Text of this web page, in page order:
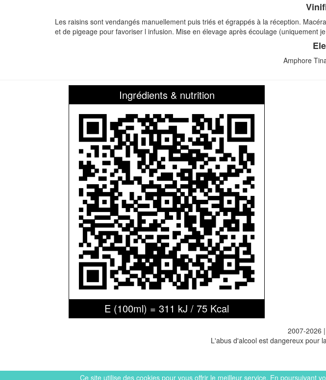
Les raisins sont vendangés manuellement puis triés et égrappés à la réception.
et de pigeage pour favoriser l infusion. Mise en élevage après écoulage (uniquement
Amphore
Ingrédients & nutrition
E (100ml) = 311 kJ / 75 Kcal
2007-2026
L'abus d'alcool est dangereux pour
Ce site utilise des cookies pour vous offrir le meilleur service. En poursuivant